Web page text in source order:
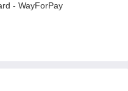
- WayForPay